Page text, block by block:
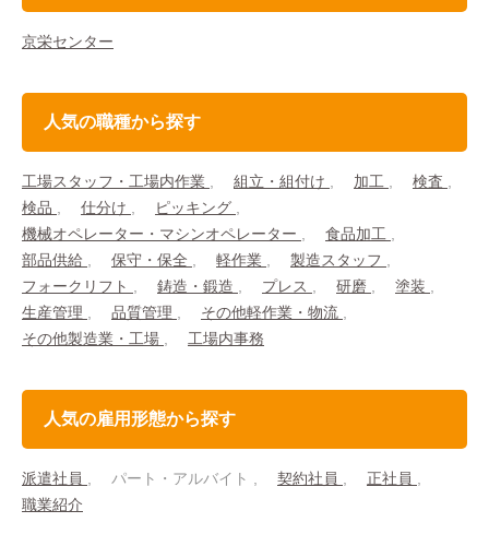
京栄センター
人気の職種から探す
工場スタッフ・工場内作業 組立・組付け 加工
検査
検品
仕分け
ピッキング
機械オペレーター・マシンオペレーター
食品加工
部品供給
保守・保全 軽作業
製造スタッフ
フォークリフト
鋳造・鍛造 プレス 研磨
塗装
生産管理
品質管理
その他軽作業・物流
その他製造業・工場
工場内事務
人気の雇用形態から探す
派遣社員 パート・アルバイト 契約社員
正社員
職業紹介